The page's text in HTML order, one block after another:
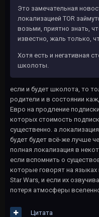
Это замечательная
локализацией TOR
возьми, приятно знать,
известно, жаль только,
Хотя есть и негативная
школоты.
если и будет школота, то
родители и в состоянии
Евро на продление
которых стоимость
существенно. а
будет будет всё-же лучше
полная локализация в
если вспомнить о
которые говорят на
Star Wars, и если их
потеря атмосферы
Цитата